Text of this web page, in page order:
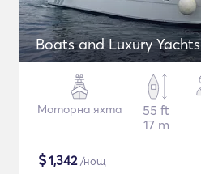
Boats and Luxury Yachts
Моторна яхта
55 ft
17 m
$1,342/нощ